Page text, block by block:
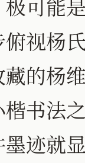
可能
视杨
杨维
书法
迹就